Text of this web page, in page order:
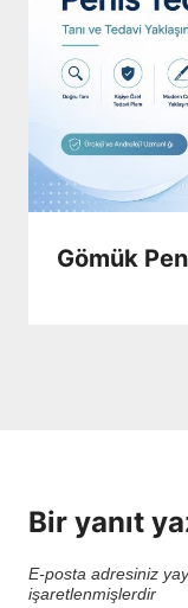
Gömük
Bir yanıt
E-posta adresiniz
işaretlenmişlerdir